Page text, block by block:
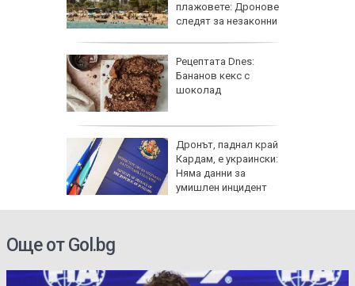
плажовете: Дронове
следят за незаконни
Рецептата Dnes:
Бананов кекс с
шоколад
Дронът, паднал край
Кардам, е украински:
Няма данни за
умишлен инцидент
Още от Gol.bg